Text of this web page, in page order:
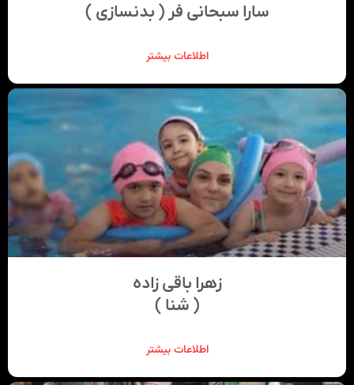
سارا سبحانی فر ( بدنسازی )
اطلاعات بیشتر
زهرا باقی ‌زاده
( شنا )
اطلاعات بیشتر